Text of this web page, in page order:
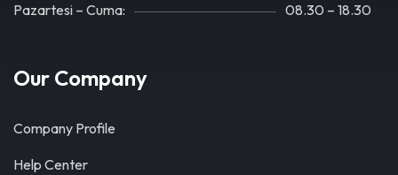
Pazartesi – Cuma: 08.30 – 18.30
Our Company
Company Profile
Help Center